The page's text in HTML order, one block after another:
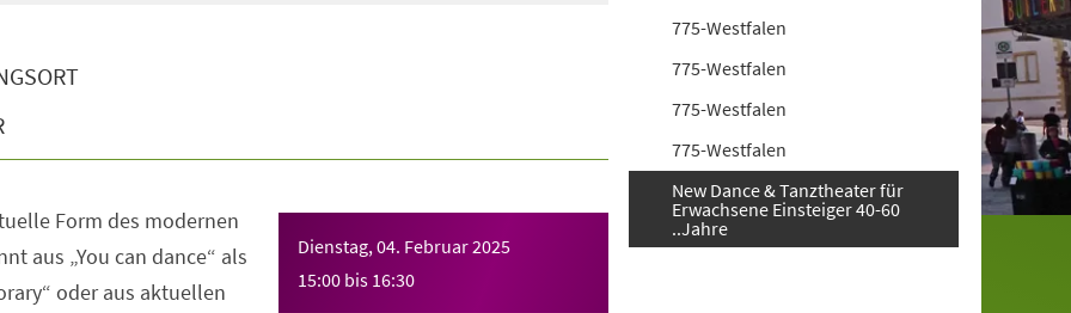
Dienstag, 04. Februar 2025
15:00 bis 16:30
Form des modernen
aus „You can dance“ als
oder aus aktuellen
775-Westfalen
775-Westfalen
775-Westfalen
775-Westfalen
New Dance & Tanztheater für
Erwachsene Einsteiger 40-60
..Jahre